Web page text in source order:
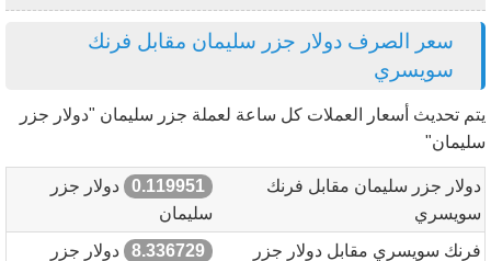
سعر الصرف دولار جزر سليمان مقابل فرنك
سويسري
يتم تحديث أسعار العملات كل ساعة لعملة جزر سليمان "دولار جزر
سليمان"
دولار جزر سليمان مقابل فرنك
سويسري
0.119951
دولار جزر
سليمان
فرنك سويسري مقابل دولار جزر
8.336729
دولار جزر